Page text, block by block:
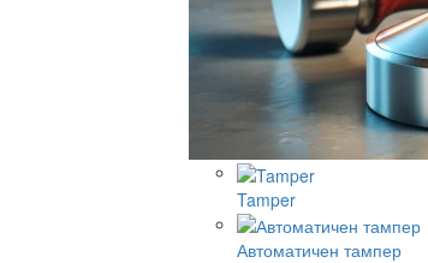
Tamper
Автоматичен тампер